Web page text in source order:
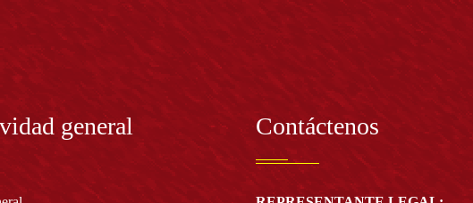
general Contáctenos